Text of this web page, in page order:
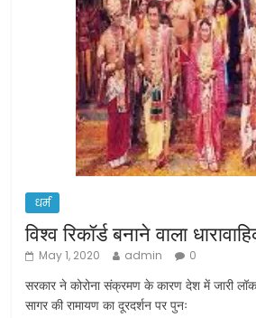
धर्म
विश्व रिकॉर्ड बनाने वाला
May 1, 2020 admin 0
सरकार ने कोरोना संक्रमण के कारण देश में जारी
सागर की रामायण का दूरदर्शन पर पुनः